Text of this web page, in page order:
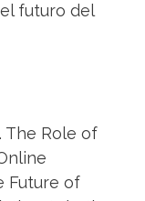
futuro del
The Role of
Future of